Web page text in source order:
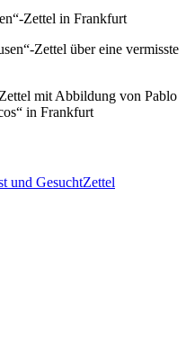
und GesuchtZettel